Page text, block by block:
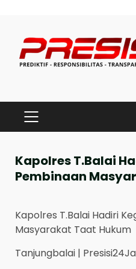
content
PRIMARY
MENU
Kapolres T.Balai
Pembinaan
Kapolres T.Balai Hadiri
Masyarakat Taat Hukum
Tanjungbalai |